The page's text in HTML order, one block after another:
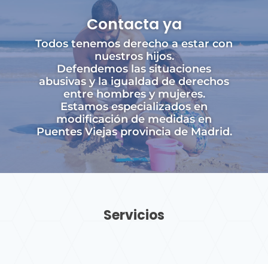
Contacta ya
Todos tenemos derecho a estar con
nuestros hijos.
Defendemos las situaciones
abusivas y la igualdad de derechos
entre hombres y mujeres.
Estamos especializados en
modificación de medidas en
Puentes Viejas provincia de Madrid.
Servicios